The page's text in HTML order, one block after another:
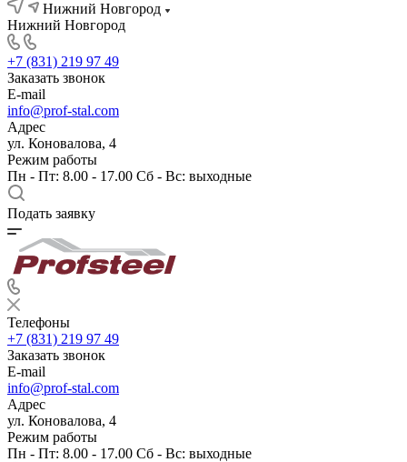
Нижний Новгород
Нижний Новгород
+7 (831) 219 97 49
Заказать звонок
E-mail
info@prof-stal.com
Адрес
ул. Коновалова, 4
Режим работы
Пн - Пт: 8.00 - 17.00 Сб - Вс: выходные
Подать заявку
Телефоны
+7 (831) 219 97 49
Заказать звонок
E-mail
info@prof-stal.com
Адрес
ул. Коновалова, 4
Режим работы
Пн - Пт: 8.00 - 17.00 Сб - Вс: выходные